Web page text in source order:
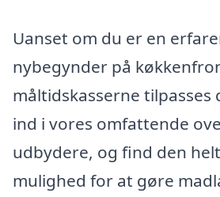
Uanset om du er en
nybegynder på
måltidskasserne tilpasses
ind i vores omfattende
udbydere, og find den
mulighed for at gøre